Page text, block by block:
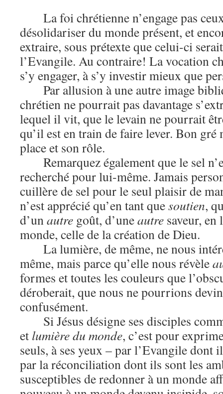
La foi chrétienne n’engage pas
désolidariser du monde présent, et
extraire, sous prétexte que celui-ci
l’Evangile. Au contraire! La vocation
s’y engager, à s’y investir mieux que
Par allusion à une autre image
chrétien ne pourrait pas davantage
lequel il vit, que le levain ne pourrait
qu’il est en train de faire lever. Bon gré
place et son rôle.
Remarquez également que le sel
recherché pour lui-même. Jamais
cuillère de sel pour le seul plaisir de
n’est apprécié qu’en tant quesoutien,
d’unautre goût, d’uneautre saveur, en
monde, celle de la création de Dieu.
La lumière, de même, ne nous
même, mais parce qu’elle nous révèle
formes et toutes les couleurs que
déroberait, que nous ne pourrions
confusément.
Si Jésus désigne ses disciples
et lumière du monde, c’est pour
seuls, à ses yeux – par l’Evangile dont
par la réconciliation dont ils sont les
susceptibles de redonner à un monde